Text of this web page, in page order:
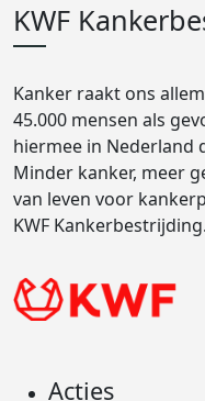
KWF
Kanker raakt ons
45.000 mensen als
hiermee in Nederland
Minder kanker, meer
van leven voor
KWF Kankerbestrijding.
Acties